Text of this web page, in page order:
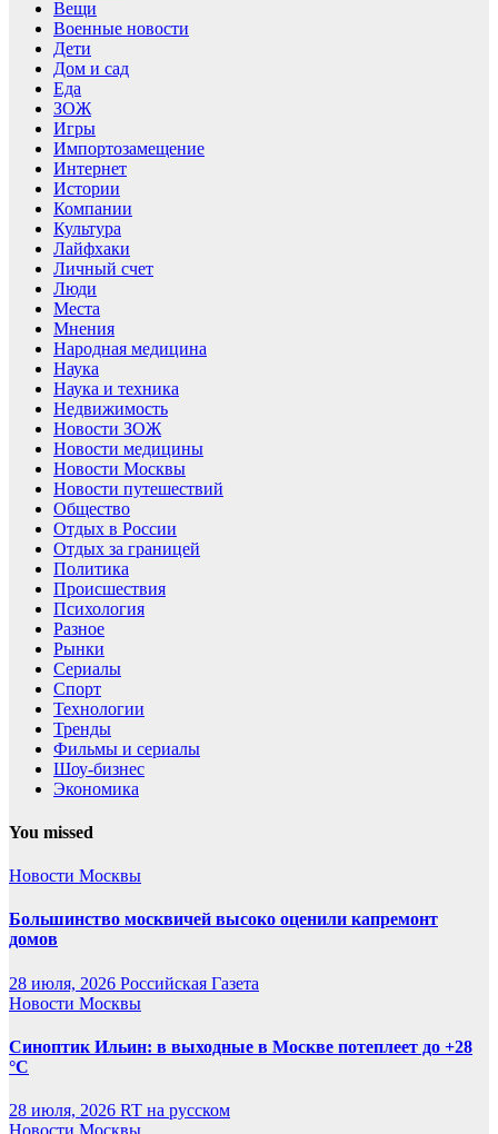
Вещи
Военные новости
Дети
Дом и сад
Еда
ЗОЖ
Игры
Импортозамещение
Интернет
Истории
Компании
Культура
Лайфхаки
Личный счет
Люди
Места
Мнения
Народная медицина
Наука
Наука и техника
Недвижимость
Новости ЗОЖ
Новости медицины
Новости Москвы
Новости путешествий
Общество
Отдых в России
Отдых за границей
Политика
Происшествия
Психология
Разное
Рынки
Сериалы
Спорт
Технологии
Тренды
Фильмы и сериалы
Шоу-бизнес
Экономика
You missed
Новости Москвы
Большинство москвичей высоко оценили капремонт
домов
28 июля, 2026 Российская Газета
Новости Москвы
Синоптик Ильин: в выходные в Москве потеплеет до +28
°C
28 июля, 2026 RT на русском